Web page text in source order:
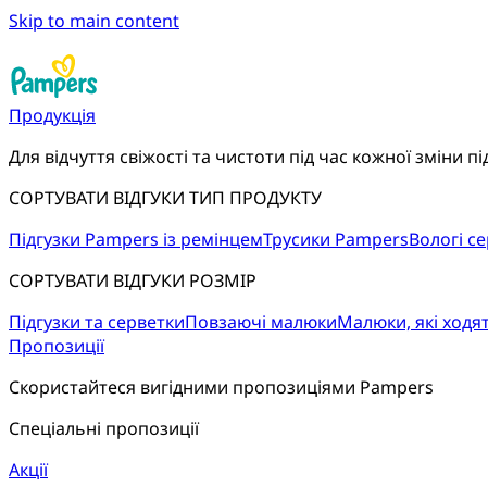
Skip to main content
Продукція
Для відчуття свіжості та чистоти під час кожної зміни
СОРТУВАТИ ВІДГУКИ ТИП ПРОДУКТУ
Підгузки Pampers із ремінцемТрусики PampersВологі
СОРТУВАТИ ВІДГУКИ РОЗМІР
Підгузки та серветкиПовзаючі малюкиМалюки, які
Пропозиції
Скористайтеся вигідними пропозиціями Pampers
Спеціальні пропозиції
Акції